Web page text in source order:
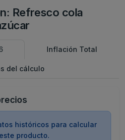
Refresco cola
Inflación Total
del cálculo
históricos para calcular
producto.